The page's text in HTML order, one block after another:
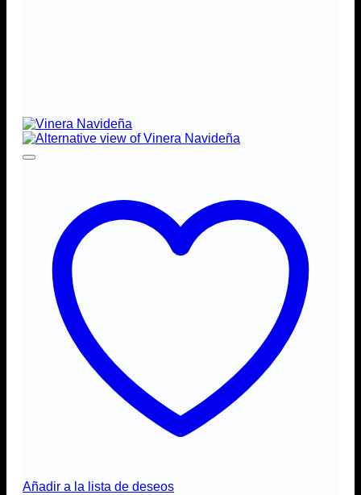
Añadir a la lista de deseos